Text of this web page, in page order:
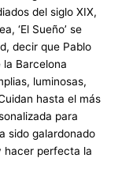
del siglo XIX,
‘El Sueño’ se
decir que Pablo
Barcelona
luminosas,
hasta el más
para
sido galardonado
hacer perfecta la